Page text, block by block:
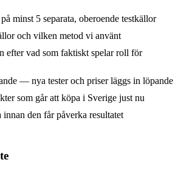
minst 5 separata, oberoende testkällor
och vilken metod vi använt
efter vad som faktiskt spelar roll för
— nya tester och priser läggs in löpande
som går att köpa i Sverige just nu
den får påverka resultatet